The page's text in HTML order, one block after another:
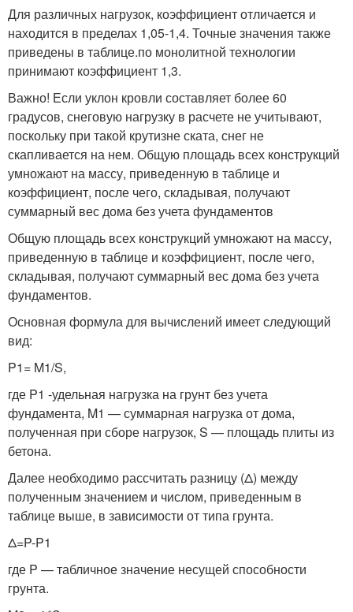
Для различных нагрузок, коэффициент отличается и
находится в пределах 1,05-1,4. Точные значения также
приведены в таблице.по монолитной технологии
принимают коэффициент 1,3.
Важно! Если уклон кровли составляет более 60
градусов, снеговую нагрузку в расчете не учитывают,
поскольку при такой крутизне ската, снег не
скапливается на нем. Общую площадь всех конструкций
умножают на массу, приведенную в таблице и
коэффициент, после чего, складывая, получают
суммарный вес дома без учета фундаментов
Общую площадь всех конструкций умножают на массу,
приведенную в таблице и коэффициент, после чего,
складывая, получают суммарный вес дома без учета
фундаментов.
Основная формула для вычислений имеет следующий
вид:
P1= M1/S,
где P1 -удельная нагрузка на грунт без учета
фундамента, M1 — суммарная нагрузка от дома,
полученная при сборе нагрузок, S — площадь плиты из
бетона.
Далее необходимо рассчитать разницу (Δ) между
полученным значением и числом, приведенным в
таблице выше, в зависимости от типа грунта.
Δ=P-P1
где P — табличное значение несущей способности
грунта.